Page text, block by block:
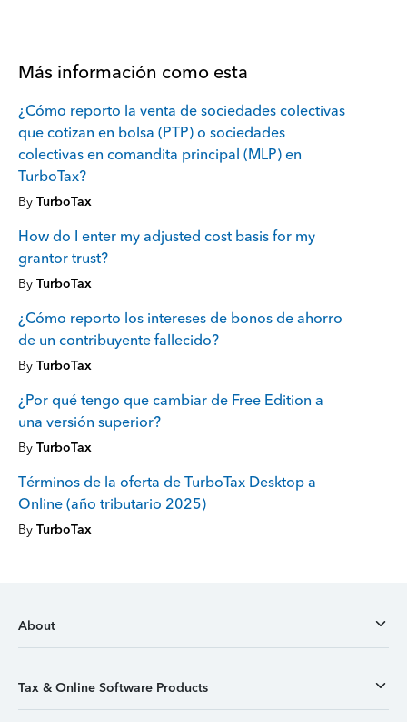
Más información como esta
¿Cómo reporto la venta de sociedades colectivas
que cotizan en bolsa (PTP) o sociedades
colectivas en comandita principal (MLP) en
TurboTax?
By TurboTax
How do I enter my adjusted cost basis for my
grantor trust?
By TurboTax
¿Cómo reporto los intereses de bonos de ahorro
de un contribuyente fallecido?
By TurboTax
¿Por qué tengo que cambiar de Free Edition a
una versión superior?
By TurboTax
Términos de la oferta de TurboTax Desktop a
Online (año tributario 2025)
By TurboTax
About
Tax & Online Software Products